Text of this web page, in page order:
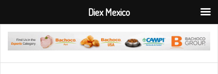
Diex Mexico